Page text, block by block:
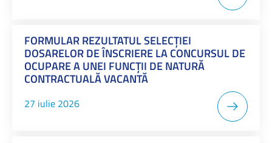
FORMULAR REZULTATUL SELECŢIEI
DOSARELOR DE ÎNSCRIERE LA CONCURSUL DE
OCUPARE A UNEI FUNCŢII DE NATURĂ
CONTRACTUALĂ VACANTĂ
27 iulie 2026